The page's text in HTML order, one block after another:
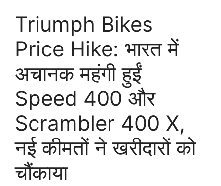
Triumph Bikes
Price Hike: भारत में
अचानक महंगी हुईं
Speed 400 और
Scrambler 400 X,
नई कीमतों ने खरीदारों को
चौंकाया